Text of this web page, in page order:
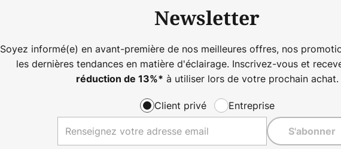
Newsletter
Soyez informé(e) en avant-première de nos meilleures offres, nos
les dernières tendances en matière d'éclairage. Inscrivez-vous et
réduction de 13%* à utiliser lors de votre prochain achat.
Client privé Entreprise
S'abonner